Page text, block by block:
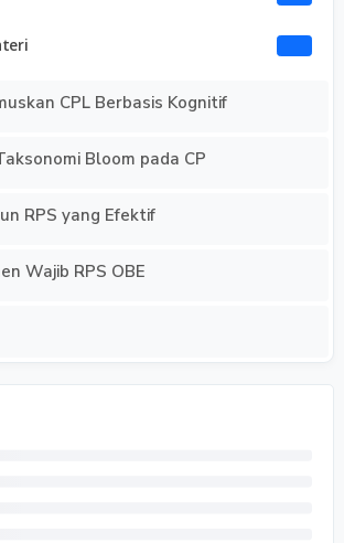
CPL Berbasis Kognitif
Bloom pada CP
RPS yang Efektif
Wajib RPS OBE